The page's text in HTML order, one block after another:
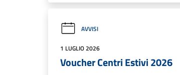
AVVISI
1 LUGLIO 2026
Voucher Centri Estivi 2026